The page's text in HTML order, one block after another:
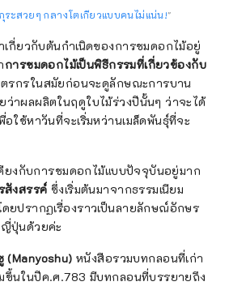
ะสวยๆ กลางโตเกียวแบบคนไม่แน่น!"
เกี่ยวกับต้นกำเนิดของการชมดอกไม้อยู่
การชมดอกไม้เป็นพิธีกรรมที่เกี่ยวข้องกับ
ตรกรในสมัยก่อนจะดูลักษณะการบาน
ว่าผลผลิตในฤดูใบไม้ร่วงปีนั้นๆ ว่าจะได้
ใช้หาวันที่จะเริ่มหว่านเมล็ดพันธุ์ที่จะ
คียงกับการชมดอกไม้แบบปัจจุบันอยู่มาก
สังสรรค์ ซึ่งเริ่มต้นมาจากธรรมเนียม
ยปรากฏเรื่องราวเป็นลายลักษณ์อักษร
ปุ่นด้วยค่ะ
(Manyoshu) หนังสือรวมบทกลอนที่เก่า
นในปีค.ศ.783 มีบทกลอนที่บรรยายถึง